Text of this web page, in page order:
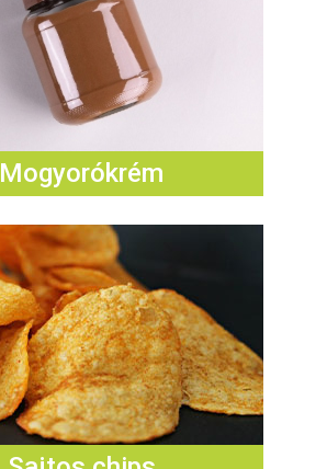
Mogyorókrém